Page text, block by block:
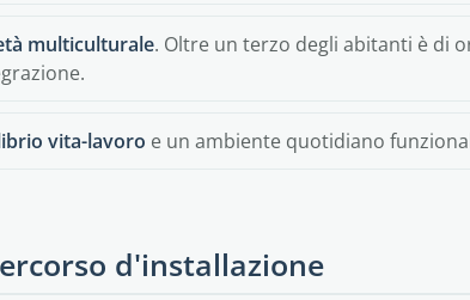
multiculturale. Oltre un terzo degli abitanti è di
vita-lavoro e un ambiente quotidiano
d'installazione